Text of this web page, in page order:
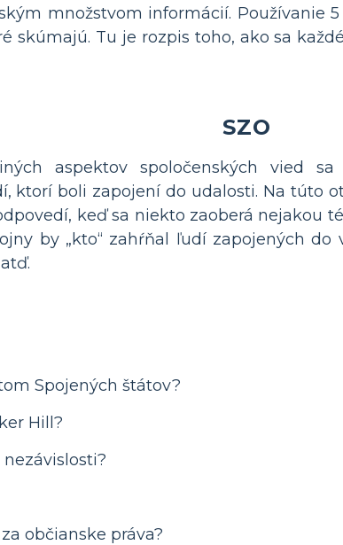
množstvom informácií. Používanie
skúmajú. Tu je rozpis toho, ako sa
SZO
aspektov spoločenských vied sa
ktorí boli zapojení do udalosti. Na túto
keď sa niekto zaoberá nejakou
by „kto“ zahŕňal ľudí zapojených do
Spojených štátov?
Hill?
občianske práva?